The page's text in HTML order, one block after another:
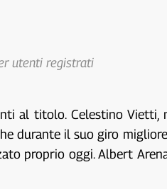
utenti registrati
al titolo. Celestino
durante il suo giro
proprio oggi. Albert